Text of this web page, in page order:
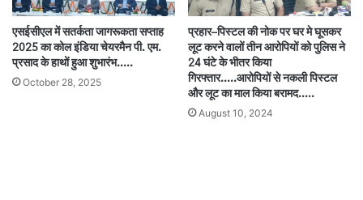
एसईसीएल में सतर्कता जागरूकता सप्ताह
2025 का कोल इंडिया चेयरमैन पी. एम.
प्रसाद के हाथों हुआ शुभारंभ…..
October 28, 2025
प्रहार–पिस्टल की नोक पर घर मे घूसकर
लूट करने वालों तीन आरोपियों को पुलिस ने
24 घंटे के भीतर किया
गिरफ्तार…..आरोपियों से नकली पिस्टल
और लूट का माल किया बरामद…..
August 10, 2024